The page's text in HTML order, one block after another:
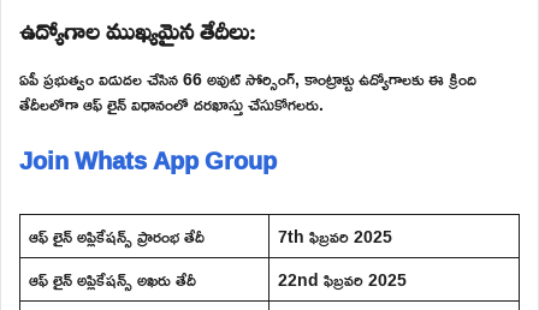
ఉద్యోగాల ముఖ్యమైన తేదీలు:
ఏపీ ప్రభుత్వం విడుదల చేసిన 66 అవుట్ సోర్సింగ్, కాంట్రాక్టు ఉద్యోగాలకు ఈ క్రింది
తేదీలలోగా ఆఫ్ లైన్ విధానంలో దరఖాస్తు చేసుకోగలరు.
Join Whats App Group
ఆఫ్ లైన్ అప్లికేషన్స్ ప్రారంభ తేదీ
7th ఫిబ్రవరి 2025
ఆఫ్ లైన్ అప్లికేషన్స్ అఖరు తేదీ
22nd ఫిబ్రవరి 2025